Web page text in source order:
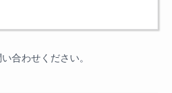
合わせください。